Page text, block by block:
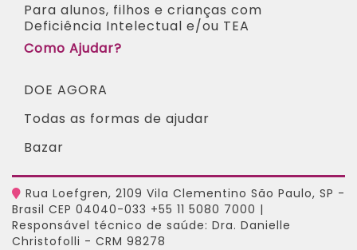
Para alunos, filhos e crianças com
Deficiência Intelectual e/ou TEA ​
Como Ajudar?
DOE AGORA
Todas as formas de ajudar
Bazar
Rua Loefgren, 2109 Vila Clementino São Paulo, SP -
Brasil CEP 04040-033 +55 11 5080 7000 |
Responsável técnico de saúde: Dra. Danielle
Christofolli - CRM 98278